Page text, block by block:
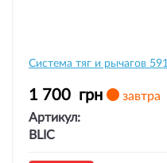
Система тяг и рычагов
1 700 грн
завтра
Артикул:
BLIC